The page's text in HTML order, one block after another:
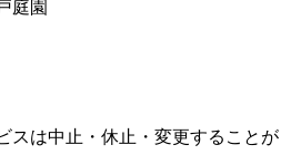
庭園
スは中止・休止・変更することが